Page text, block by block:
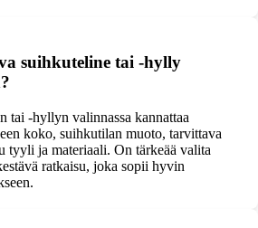
suihkuteline tai -hylly
tai -hyllyn valinnassa kannattaa
koko, suihkutilan muoto, tarvittava
tyyli ja materiaali. On tärkeää valita
ratkaisu, joka sopii hyvin